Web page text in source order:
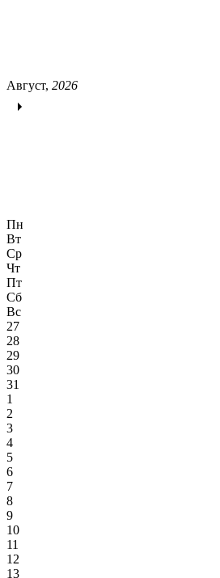
Август, 2026
Пн
Вт
Ср
Чт
Пт
Сб
Вс
27
28
29
30
31
1
2
3
4
5
6
7
8
9
10
11
12
13